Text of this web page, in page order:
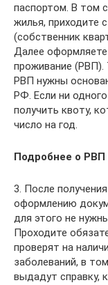
паспортом. В том
жилья, приходите
(собственник
Далее
проживание (РВП).
РВП нужны
РФ. Если ни
получить квоту,
число на год.
Подробнее о РВП
3. После
оформлению
для этого не
Проходите
проверят на
заболеваний, в
выдадут справку,